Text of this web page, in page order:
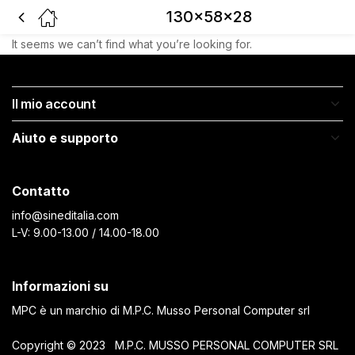
130x58x28
It seems we can’t find what you’re looking for.
Il mio account
Aiuto e supporto
Contatto
info@sineditalia.com
L-V: 9.00-13.00 / 14.00-18.00
Informazioni su
MPC è un marchio di M.P.C. Musso Personal Computer srl
Copyright © 2023 M.P.C. MUSSO PERSONAL COMPUTER SRL